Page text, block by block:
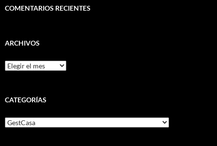
COMENTARIOS RECIENTES
ARCHIVOS
Archivos
CATEGORÍAS
Categorías